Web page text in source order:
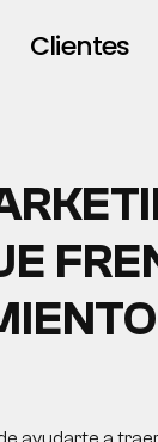
Clientes